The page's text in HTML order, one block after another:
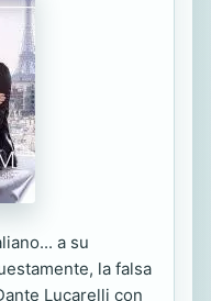
a su
la falsa
Lucarelli con